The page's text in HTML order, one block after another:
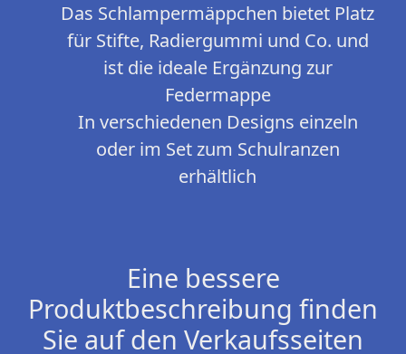
Das Schlampermäppchen bietet Platz
für Stifte, Radiergummi und Co. und
ist die ideale Ergänzung zur
Federmappe
In verschiedenen Designs einzeln
oder im Set zum Schulranzen
erhältlich
Eine bessere
Produktbeschreibung finden
Sie auf den Verkaufsseiten